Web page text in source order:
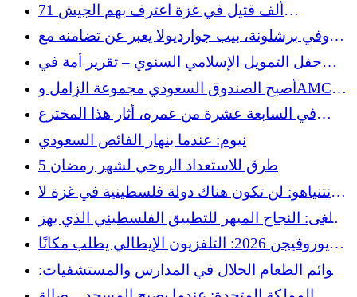
71 ألف قتيل في غزة اعترف بهم الجيش
الإسرائيلي: كارون يستذكر الافتراء على من قال
الحقيقة
وفي برشلونة، بيب جوارديولا يعبر عن تضامنه مع
فلسطين
حفل التمويل الإسلامي السنوي – تقرير أمة في
باريس
أصبح الصندوق السعودي مجموعة الزامل وAMCE
مساهمين في أوماتي
في السابعة عشرة من عمره، أثار هذا المخترع
المسلم العبقري إعجاب عالم الروبوتات
نيوم: عندما ينهار الفائض السعودي
5 طرق للاستعداد الروحي لشهر رمضان
نتنياهو: لن تكون هناك دولة فلسطينية في غزة لا
اليوم ولا غدا
ملغى: النجاح المبهر للتطبيق الفلسطيني الذي يهز
عمالقة التواصل الاجتماعي
يوروفيجن 2026: التلفزيون الإيطالي يطلب مكانًا
لفنان فلسطيني
قوائم الطعام الحلال في المدارس والمستشفيات:
الحكومة الإسبانية تريد تعميم العرض